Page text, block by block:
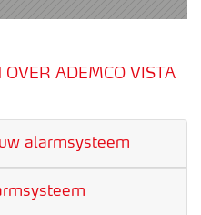
ADEMCO VISTA
alarmsysteem